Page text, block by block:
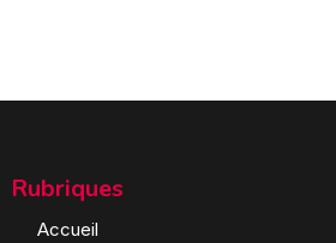
Rubriques
Accueil